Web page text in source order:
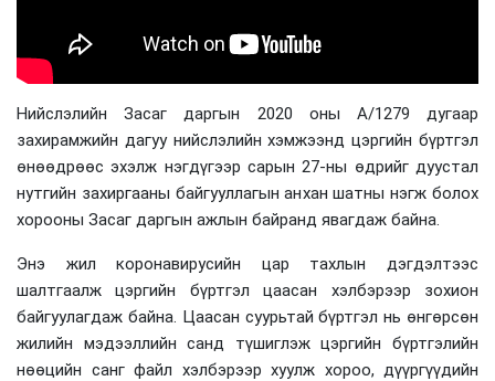
Нийслэлийн Засаг даргын 2020 оны А/1279 дугаар
захирамжийн дагуу нийслэлийн хэмжээнд цэргийн бүртгэл
өнөөдрөөс эхэлж нэгдүгээр сарын 27-ны өдрийг дуустал
нутгийн захиргааны байгууллагын анхан шатны нэгж болох
хорооны Засаг даргын ажлын байранд явагдаж байна.
Энэ жил коронавирусийн цар тахлын дэгдэлтээс
шалтгаалж цэргийн бүртгэл цаасан хэлбэрээр зохион
байгуулагдаж байна. Цаасан суурьтай бүртгэл нь өнгөрсөн
жилийн мэдээллийн санд түшиглэж цэргийн бүртгэлийн
нөөцийн санг файл хэлбэрээр хуулж хороо, дүүргүүдийн